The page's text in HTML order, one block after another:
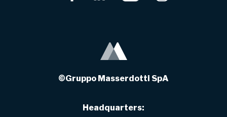
©Gruppo Masserdotti SpA
Headquarters: